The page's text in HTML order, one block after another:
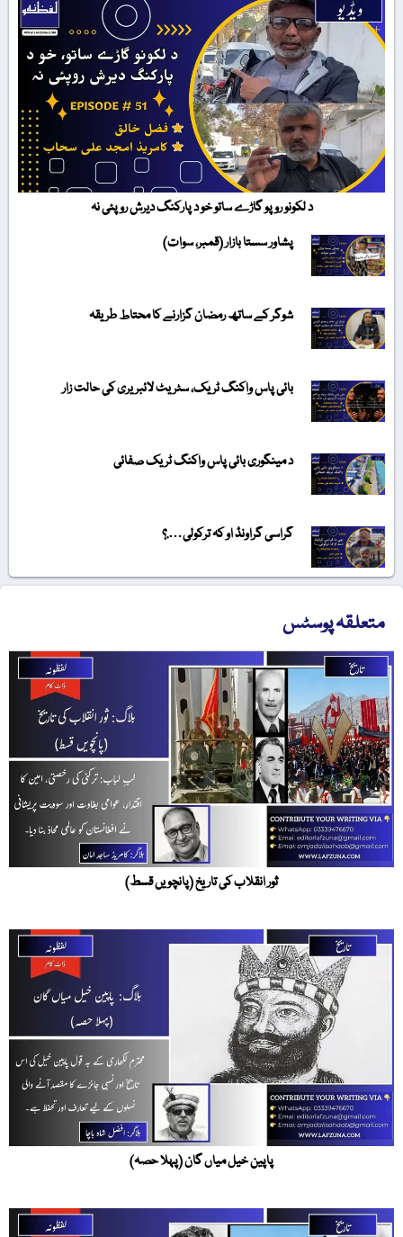
د لکونو روپو گاڑے ساتو خو د پارکنگ دیرش روپئی نہ
پشاور سستا بازار (قمبر، سوات)
شوگر کے ساتھ رمضان گزارنے کا محتاط طریقہ
بائی پاس واکنگ ٹریک، سٹریٹ لائبریری کی حالت زار
د مینگوری بائی پاس واکنگ ٹریک صفائی
گراسی گراونڈ او کہ ترکولی….؟
متعلقہ پوسٹس
ثور انقلاب کی تاریخ (پانچویں قسط)
پاپین خیل میاں گان (پہلا حصہ)